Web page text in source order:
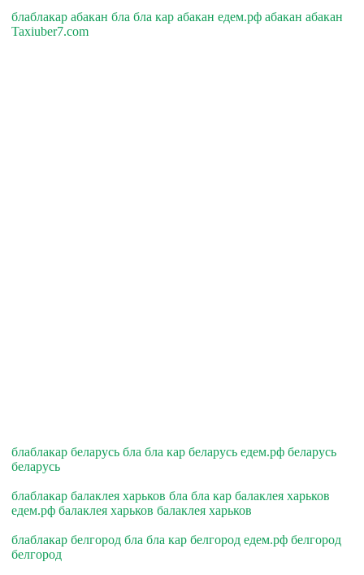
блаблакар абакан бла бла кар абакан едем.рф абакан абакан
Taxiuber7.com
блаблакар беларусь бла бла кар беларусь едем.рф беларусь
беларусь
блаблакар балаклея харьков бла бла кар балаклея харьков
едем.рф балаклея харьков балаклея харьков
блаблакар белгород бла бла кар белгород едем.рф белгород
белгород